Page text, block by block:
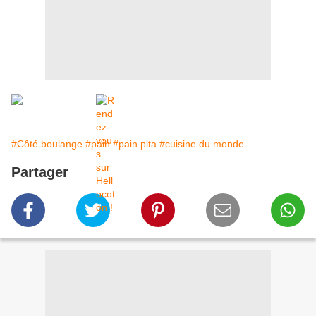
#Côté boulange #pain #pain pita #cuisine du monde
Partager